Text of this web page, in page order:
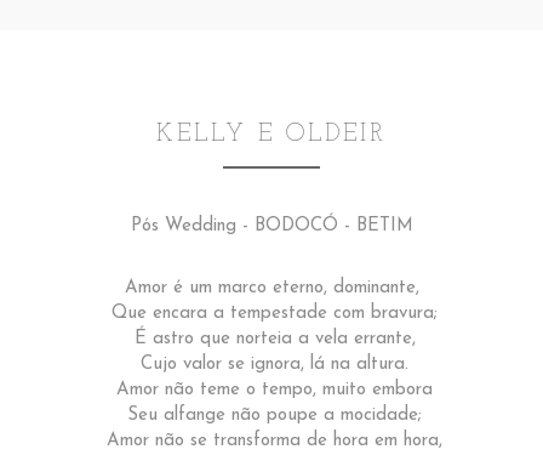
KELLY E OLDEIR
Pós Wedding - BODOCÓ - BETIM
Amor é um marco eterno, dominante,
Que encara a tempestade com bravura;
É astro que norteia a vela errante,
Cujo valor se ignora, lá na altura.
Amor não teme o tempo, muito embora
Seu alfange não poupe a mocidade;
Amor não se transforma de hora em hora,